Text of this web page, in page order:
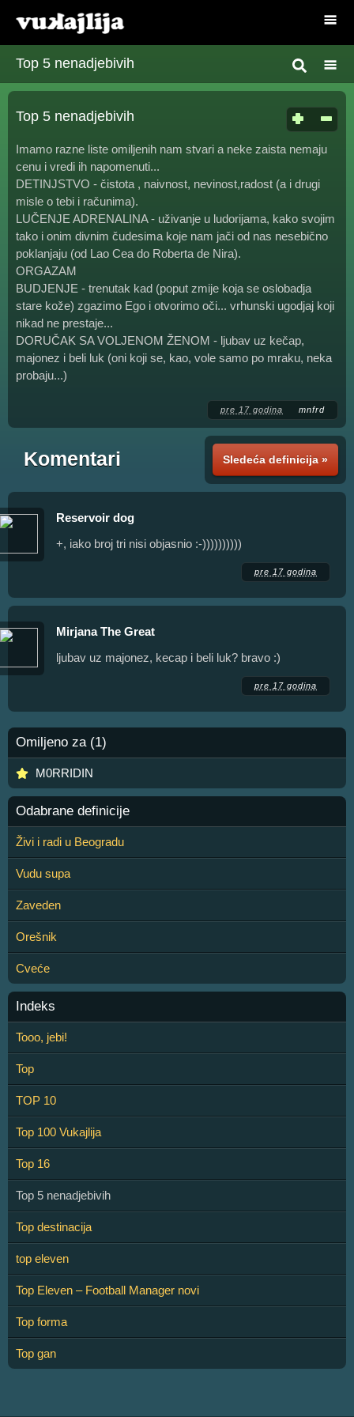
Top 5 nenadjebivih
Top 5 nenadjebivih
Imamo razne liste omiljenih nam stvari a neke zaista nemaju
cenu i vredi ih napomenuti...
DETINJSTVO - čistota , naivnost, nevinost,radost (a i drugi
misle o tebi i računima).
LUČENJE ADRENALINA - uživanje u ludorijama, kako svojim
tako i onim divnim čudesima koje nam jači od nas nesebično
poklanjaju (od Lao Cea do Roberta de Nira).
ORGAZAM
BUDJENJE - trenutak kad (poput zmije koja se oslobadja
stare kože) zgazimo Ego i otvorimo oči... vrhunski ugodjaj koji
nikad ne prestaje...
DORUČAK SA VOLJENOM ŽENOM - ljubav uz kečap,
majonez i beli luk (oni koji se, kao, vole samo po mraku, neka
probaju...)
pre 17 godina mnfrd
Sledeća definicija »
Komentari
Reservoir dog
+, iako broj tri nisi objasnio :-))))))))))
pre 17 godina
Mirjana The Great
ljubav uz majonez, kecap i beli luk? bravo :)
pre 17 godina
Omiljeno za (1)
M0RRIDIN
Odabrane definicije
Živi i radi u Beogradu
Vudu supa
Zaveden
Orešnik
Cveće
Indeks
Tooo, jebi!
Top
TOP 10
Top 100 Vukajlija
Top 16
Top 5 nenadjebivih
Top destinacija
top eleven
Top Eleven – Football Manager novi
Top forma
Top gan